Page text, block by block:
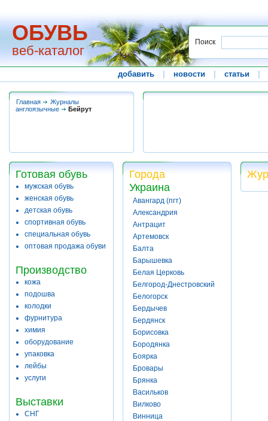
ОБУВЬ
веб-каталог
Поиск
добавить новости статьи
Главная
Журналы
англоязычные
Бейрут
Готовая обувь
мужская обувь
женская обувь
детская обувь
спортивная обувь
специальная обувь
оптовая продажа обуви
Производство
кожа
подошва
колодки
фурнитура
химия
оборудование
упаковка
лейбы
услуги
Выставки
СНГ
Города
Украина
Авангард (пгт)
Александрия
Антрацит
Артемовск
Балта
Барышевка
Белая Церковь
Белгород-Днестровский
Белогорск
Бердычев
Бердянск
Борисовка
Бородянка
Боярка
Бровары
Брянка
Васильков
Вилково
Винница